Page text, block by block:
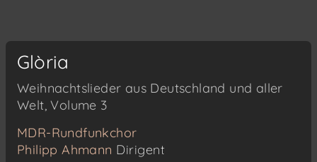
Glòria
Weihnachtslieder aus Deutschland und aller
Welt, Volume 3
MDR-Rundfunkchor
Philipp Ahmann Dirigent